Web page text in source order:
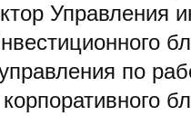
Управления
по